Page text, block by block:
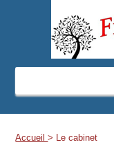
Accueil> Le cabinet